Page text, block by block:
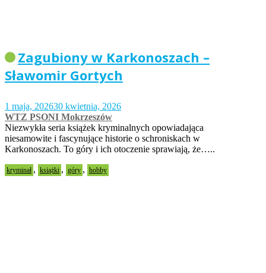
Zagubiony w Karkonoszach –
Sławomir Gortych
1 maja, 202630 kwietnia, 2026
WTZ PSONI Mokrzeszów
Niezwykła seria książek kryminalnych opowiadająca
niesamowite i fascynujące historie o schroniskach w
Karkonoszach. To góry i ich otoczenie sprawiają, że…..
kryminał , książki , góry , hobby